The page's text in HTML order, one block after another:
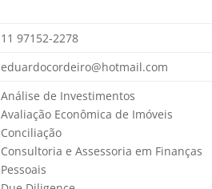
11 97152-2278
eduardocordeiro@hotmail.com
Análise de Investimentos
Avaliação Econômica de Imóveis
Conciliação
Consultoria e Assessoria em Finanças
Pessoais